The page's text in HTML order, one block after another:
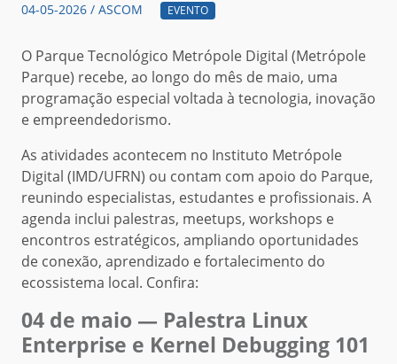
04-05-2026 / ASCOM EVENTO
O Parque Tecnológico Metrópole Digital (Metrópole
Parque) recebe, ao longo do mês de maio, uma
programação especial voltada à tecnologia, inovação
e empreendedorismo.
As atividades acontecem no Instituto Metrópole
Digital (IMD/UFRN) ou contam com apoio do Parque,
reunindo especialistas, estudantes e profissionais. A
agenda inclui palestras, meetups, workshops e
encontros estratégicos, ampliando oportunidades
de conexão, aprendizado e fortalecimento do
ecossistema local. Confira:
04 de maio — Palestra Linux
Enterprise e Kernel Debugging 101